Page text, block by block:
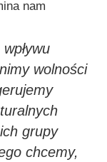
nam
wolności
grupy
chcemy,